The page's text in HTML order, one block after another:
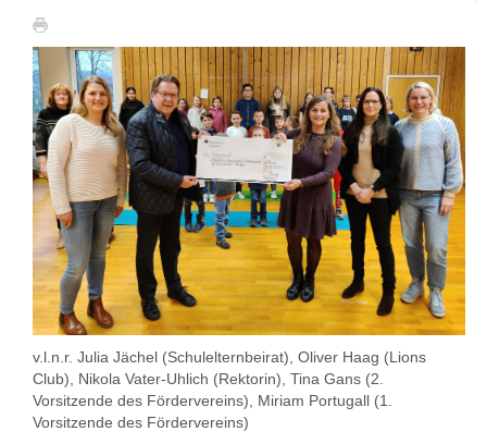
v.l.n.r. Julia Jächel (Schulelternbeirat), Oliver Haag (Lions
Club), Nikola Vater-Uhlich (Rektorin), Tina Gans (2.
Vorsitzende des Fördervereins), Miriam Portugall (1.
Vorsitzende des Fördervereins)